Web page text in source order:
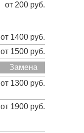
от 200 руб.
от 1400 руб.
от 1500 руб.
Замена
от 1300 руб.
от 1900 руб.